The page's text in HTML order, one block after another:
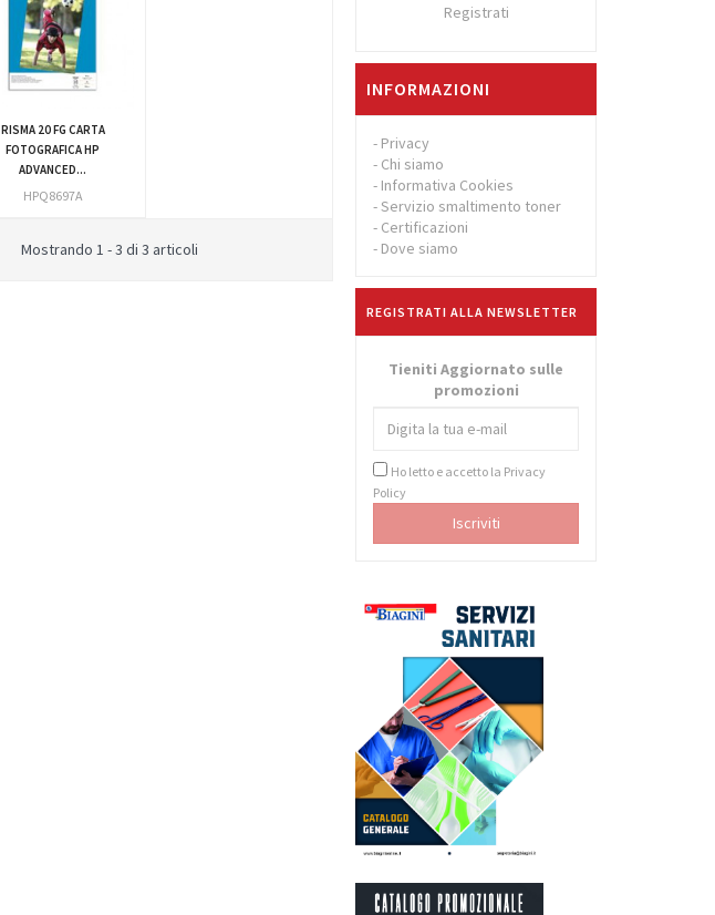
RISMA 20 FG CARTA
FOTOGRAFICA HP
ADVANCED...
HPQ8697A
Mostrando 1 - 3 di 3 articoli
Registrati
INFORMAZIONI
- Privacy
- Chi siamo
- Informativa Cookies
-Servizio smaltimento toner
- Certificazioni
- Dove siamo
REGISTRATI ALLA NEWSLETTER
Tieniti Aggiornato sulle
promozioni
Ho letto e accetto la Privacy
Policy